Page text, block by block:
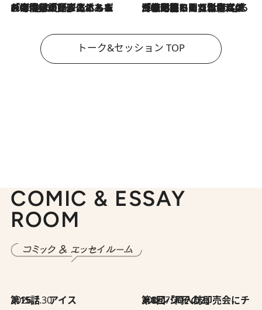
2026.8.3
「今後値上げがあるとすれば…」「リスクがあるのは今年の冬」エネルギー専門家が語る、ホルムズ海峡封鎖が家庭にもたらす“ある心配” 2026.8.3
「住宅建てられない…」「サーチャージ料の高値が続いている」ホルムズ海峡封鎖による影響はいつまで続く？《エネルギー専門家に聞く“どうなる日本の暮らし”》
トーク&セッション TOP
COMIC & ESSAY
ROOM
2026.7.30
第15話 アイス 2026.7.30
第8回「同人誌即売会にチャレンジ その2」